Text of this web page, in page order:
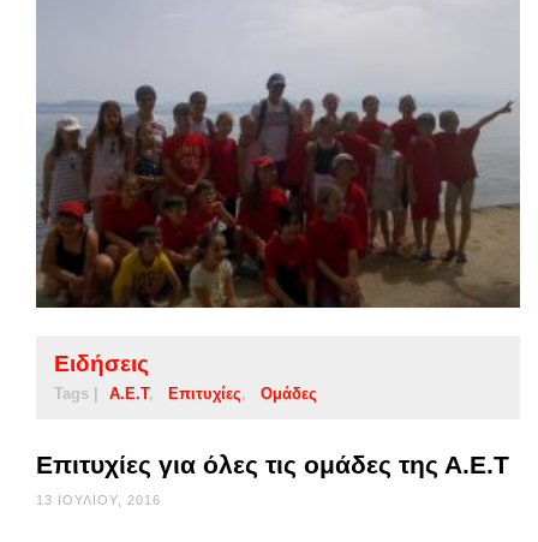
Ειδήσεις
Tags | Α.Ε.Τ Επιτυχίες Ομάδες
Επιτυχίες για όλες τις ομάδες της Α.Ε.Τ
13 ΙΟΥΛΊΟΥ, 2016